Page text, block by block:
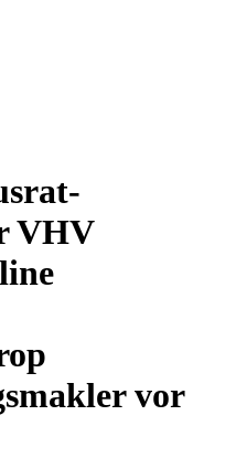
VHV
vor